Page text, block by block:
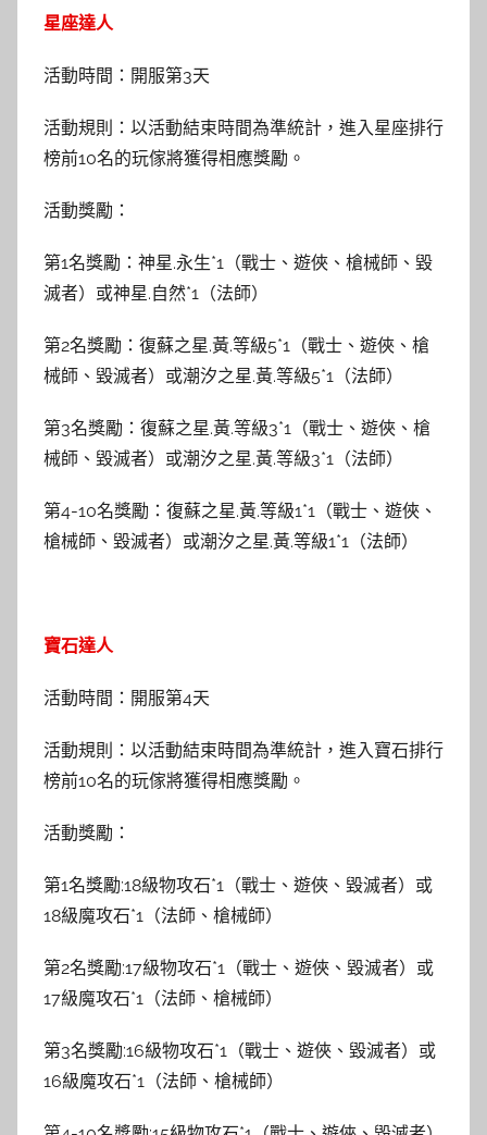
星座達人
活動時間：開服第3天
活動規則：以活動結束時間為準統計，進入星座排行
榜前10名的玩傢將獲得相應獎勵。
活動獎勵：
第1名獎勵：神星.永生*1（戰士、遊俠、槍械師、毀
滅者）或神星.自然*1（法師）
第2名獎勵：復蘇之星.黃.等級5*1（戰士、遊俠、槍
械師、毀滅者）或潮汐之星.黃.等級5*1（法師）
第3名獎勵：復蘇之星.黃.等級3*1（戰士、遊俠、槍
械師、毀滅者）或潮汐之星.黃.等級3*1（法師）
第4-10名獎勵：復蘇之星.黃.等級1*1（戰士、遊俠、
槍械師、毀滅者）或潮汐之星.黃.等級1*1（法師）
寶石達人
活動時間：開服第4天
活動規則：以活動結束時間為準統計，進入寶石排行
榜前10名的玩傢將獲得相應獎勵。
活動獎勵：
第1名獎勵:18級物攻石*1（戰士、遊俠、毀滅者）或
18級魔攻石*1（法師、槍械師）
第2名獎勵:17級物攻石*1（戰士、遊俠、毀滅者）或
17級魔攻石*1（法師、槍械師）
第3名獎勵:16級物攻石*1（戰士、遊俠、毀滅者）或
16級魔攻石*1（法師、槍械師）